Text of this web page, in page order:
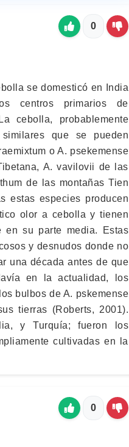
0
se domesticó en India
centros primarios de
cebolla, probablemente
que se pueden
o A. psekemense
A. vavilovii de las
de las montañas Tien
estas especies producen
olor a cebolla y tienen
en su parte media. Estas
y desnudos donde no
una década antes de que
en la actualidad, los
bulbos de A. pskemense
tierras (Roberts, 2001).
y Turquía; fueron los
cultivadas en la
0